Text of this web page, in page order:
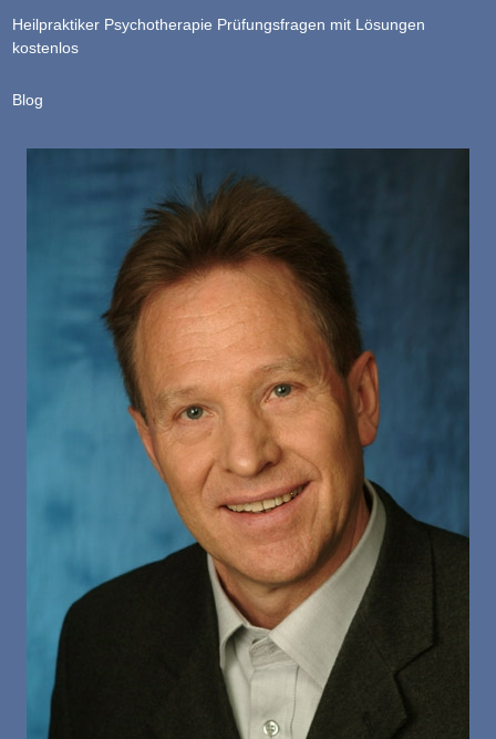
Heilpraktiker Psychotherapie Prüfungsfragen mit Lösungen
kostenlos
Blog